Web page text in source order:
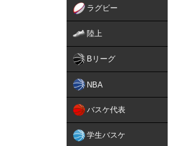
ラグビー
陸上
Bリーグ
NBA
バスケ代表
学生バスケ